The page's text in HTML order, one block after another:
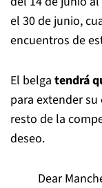
el 30 de junio,
encuentros de
El belga tendrá
para extender
resto de la
deseo.
Dear